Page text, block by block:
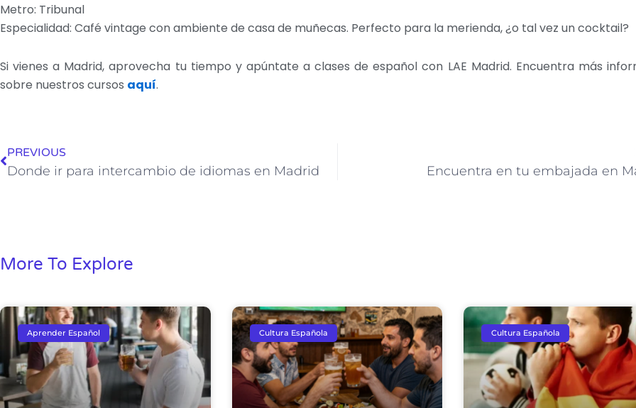
Metro: Tribunal
Especialidad: Café vintage con ambiente de casa de muñecas. Perfecto para la merienda, ¿o tal vez un cocktail?
Si vienes a Madrid, aprovecha tu tiempo y apúntate a clases de español con LAE Madrid. Encuentra más
sobre nuestros cursos aquí.
PREVIOUS
Donde ir para intercambio de idiomas en Madrid Encuentra en tu embajada en
More To Explore
Aprender Español Cultura Española Cultura Española